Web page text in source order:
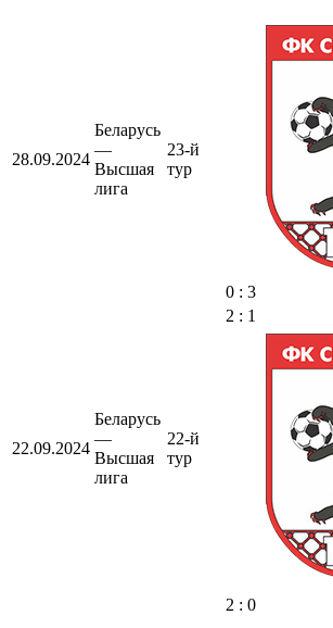
28.09.2024
Беларусь
—
Высшая
лига
23-й
тур
0 : 3
22.09.2024
Беларусь
—
Высшая
лига
22-й
тур
2 : 1
2 : 0